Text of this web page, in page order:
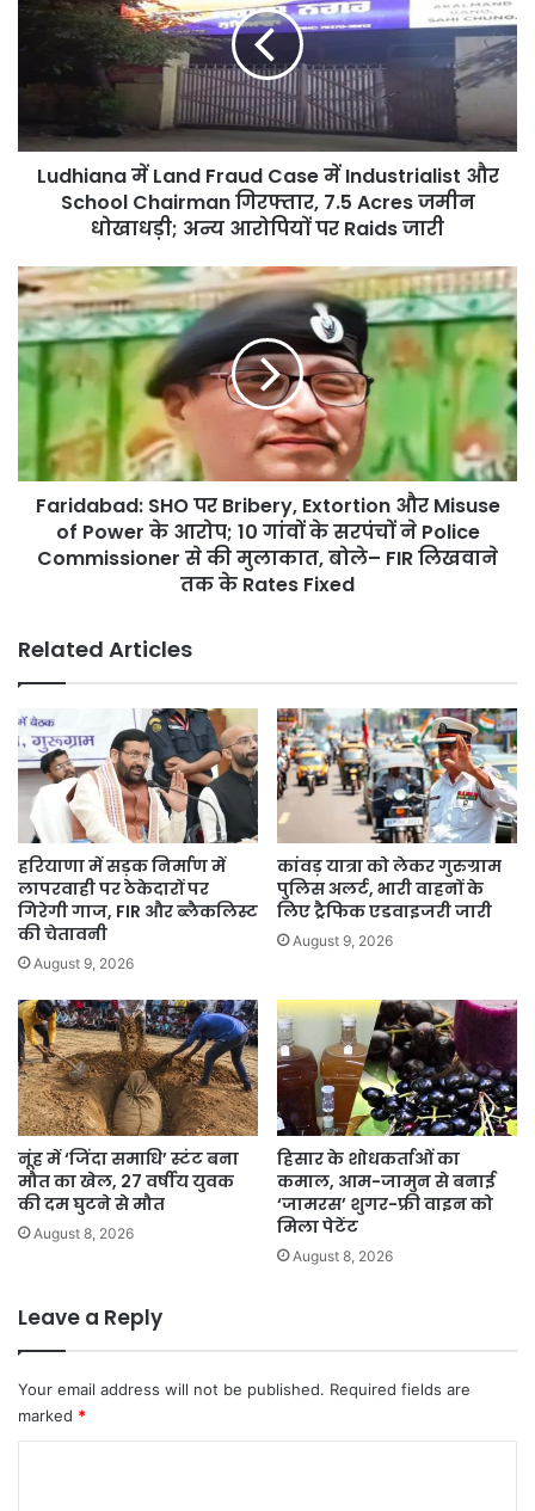
Case
Industrialist
School
Chairman
गिरफ्तार,
जमीन
धोखाधड़ी;
अन्य
आरोपियों
पर
Raids
Ludhiana में Land Fraud Case में Industrialist और
School Chairman गिरफ्तार, 7.5 Acres जमीन
धोखाधड़ी; अन्य आरोपियों पर Raids जारी
Faridabad:
SHO
पर
Bribery,
Extortion
Misuse
of
Power
ने
Police
से
की
मुलाकात,
बोले–
FIR
लिखवाने
तक
के
Rates
Fixed
Faridabad: SHO पर Bribery, Extortion और Misuse
of Power के आरोप; 10 गांवों के सरपंचों ने Police
Commissioner से की मुलाकात, बोले– FIR लिखवाने
तक के Rates Fixed
Related Articles
हरियाणा में सड़क निर्माण में
लापरवाही पर ठेकेदारों पर
गिरेगी गाज, FIR और ब्लैकलिस्ट
की चेतावनी
August 9, 2026
कांवड़ यात्रा को लेकर गुरुग्राम
पुलिस अलर्ट, भारी वाहनों के
लिए ट्रैफिक एडवाइजरी जारी
August 9, 2026
नूंह में ‘जिंदा समाधि’ स्टंट बना
मौत का खेल, 27 वर्षीय युवक
की दम घुटने से मौत
August 8, 2026
हिसार के शोधकर्ताओं का
कमाल, आम-जामुन से बनाई
‘जामरस’ शुगर-फ्री वाइन को
मिला पेटेंट
August 8, 2026
Leave a Reply
Your email address will not be published. Required fields are
marked *